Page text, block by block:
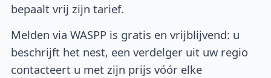
bepaalt vrij zijn tarief.
Melden via WASPP is gratis en vrijblijvend: u
beschrijft het nest, een verdelger uit uw regio
contacteert u met zijn prijs vóór elke